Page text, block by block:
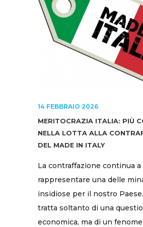
14 FEBBRAIO 2026
MERITOCRAZIA ITALIA: PIÙ
NELLA LOTTA ALLA
DEL MADE IN ITALY
La contraffazione continua a
rappresentare una delle
insidiose per il nostro
tratta soltanto di una
economica, ma di un